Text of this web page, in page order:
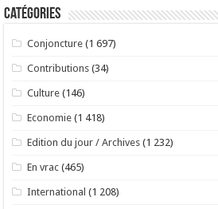
Catégories
Conjoncture (1 697)
Contributions (34)
Culture (146)
Economie (1 418)
Edition du jour / Archives (1 232)
En vrac (465)
International (1 208)